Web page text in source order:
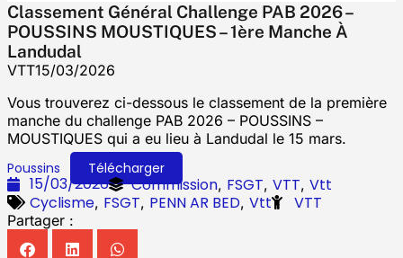
Classement Général Challenge PAB 2026 –
POUSSINS MOUSTIQUES – 1ère Manche À
Landudal
VTT15/03/2026
Vous trouverez ci-dessous le classement de la première
manche du challenge PAB 2026 – POUSSINS –
MOUSTIQUES qui a eu lieu à Landudal le 15 mars.
Poussins
Télécharger
15/03/2026 Commission, FSGT, VTT, Vtt
Cyclisme, FSGT, PENN AR BED, Vtt VTT
Partager :